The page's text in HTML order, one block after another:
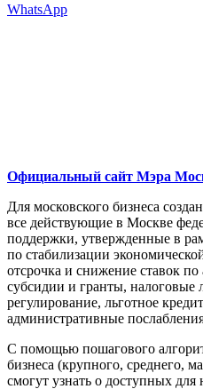
WhatsApp
Официальный сайт Мэра
Для московского бизнеса
все действующие в Москве
поддержки, утвержденные в
по стабилизации
отсрочка и снижение ставок по
субсидии и гранты, налоговые
регулирование, льготное
административные
С помощью пошагового
бизнеса (крупного, среднего,
смогут узнать о доступных